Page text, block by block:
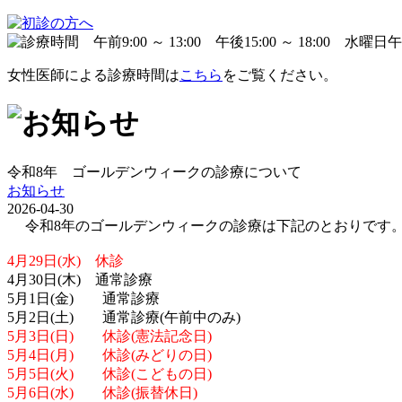
女性医師による診療時間はこちら をご覧ください。
令和8年 ゴールデンウィークの診療について
お知らせ
2026-04-30
令和8年のゴールデンウィークの診療は下記のとおりです
4月29日(水) 休診
4月30日(木) 通常診療
5月1日(金) 通常診療
5月2日(土) 通常診療(午前中のみ)
5月3日(日) 休診(憲法記念日)
5月4日(月) 休診(みどりの日)
5月5日(火) 休診(こどもの日)
5月6日(水) 休診(振替休日)